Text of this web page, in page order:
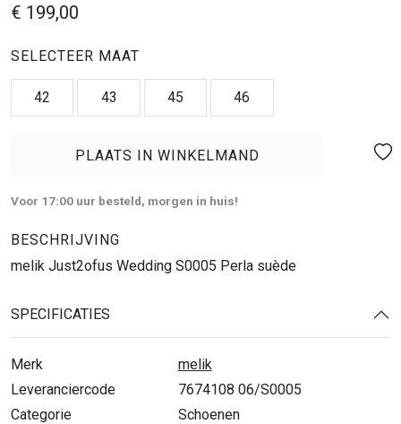
€ 199,00
SELECTEER MAAT
42 43 45 46
PLAATS IN WINKELMAND
Voor 17:00 uur besteld, morgen in huis!
BESCHRIJVING
melik Just2ofus Wedding S0005 Perla suède
SPECIFICATIES
Merk
melik
Leveranciercode
7674108 06/S0005
Categorie
Schoenen